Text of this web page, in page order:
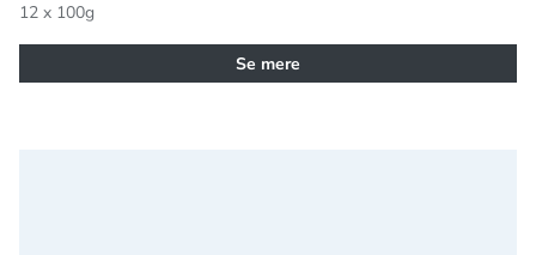
12 x 100g
Se mere